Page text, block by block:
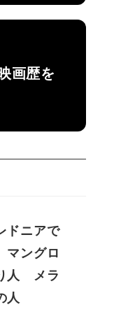
画歴を
ドニアで
ングロ
人 メラ
人